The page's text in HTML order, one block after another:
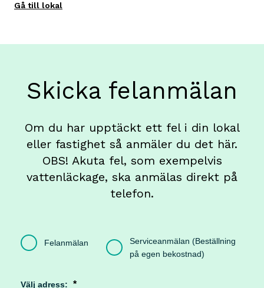
Gå till lokal
Skicka felanmälan
Om du har upptäckt ett fel i din lokal
eller fastighet så anmäler du det här.
OBS! Akuta fel, som exempelvis
vattenläckage, ska anmälas direkt på
telefon.